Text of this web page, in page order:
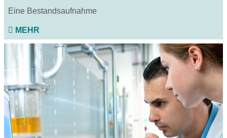
Eine Bestandsaufnahme
MEHR